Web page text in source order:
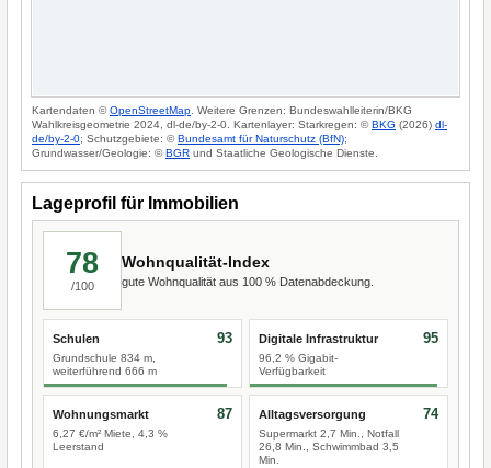
Kartendaten ©OpenStreetMap . Weitere Grenzen: Bundeswahlleiterin/BKG
Wahlkreisgeometrie 2024, dl-de/by-2-0. Kartenlayer: Starkregen: ©BKG (2026) dl-
de/by-2-0; Schutzgebiete: ©Bundesamt für Naturschutz (BfN);
Grundwasser/Geologie: ©BGR und Staatliche Geologische Dienste.
Lageprofil für Immobilien
78
/100
Wohnqualität-Index
gute Wohnqualität aus 100 % Datenabdeckung.
Schulen
Grundschule 834 m,
weiterführend 666 m
93 Digitale Infrastruktur
96,2 % Gigabit-
Verfügbarkeit
95
Wohnungsmarkt
6,27 €/m² Miete, 4,3 %
Leerstand
87 Alltagsversorgung
Supermarkt 2,7 Min., Notfall
26,8 Min., Schwimmbad 3,5
Min.
74